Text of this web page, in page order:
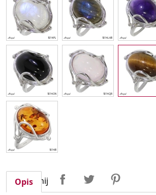
Udostępnij UdostępnijTweetuj
Opis